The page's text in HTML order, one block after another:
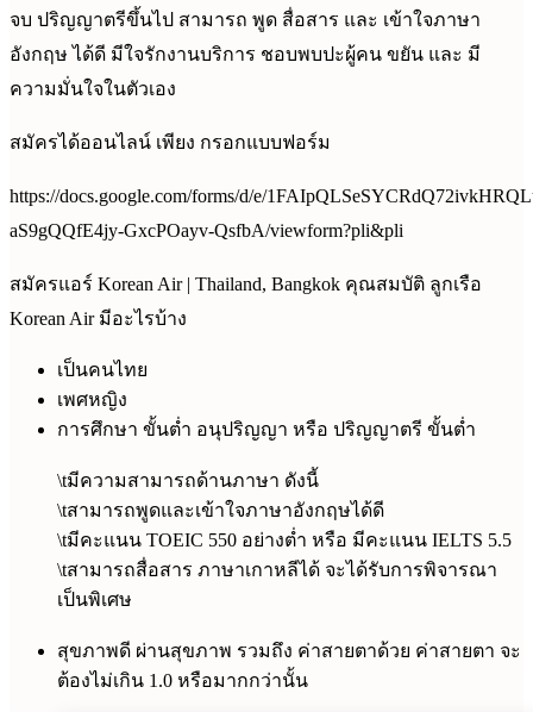
จบ ปริญญาตรีขึ้นไป สามารถ พูด สื่อสาร และ เข้าใจภาษา
อังกฤษ ได้ดี มีใจรักงานบริการ ชอบพบปะผู้คน ขยัน และ มี
ความมั่นใจในตัวเอง
สมัครได้ออนไลน์ เพียง กรอกแบบฟอร์ม
https://docs.google.com/forms/d/e/
aS9gQQfE4jy-GxcPOayv-QsfbA/viewform?pli&pli
สมัครแอร์ Korean Air | Thailand, Bangkok คุณสมบัติ ลูกเรือ
Korean Air มีอะไรบ้าง
เป็นคนไทย
เพศหญิง
การศึกษา ขั้นต่ำ อนุปริญญา หรือ ปริญญาตรี ขั้นต่ำ
\tมีความสามารถด้านภาษา ดังนี้
\tสามารถพูดและเข้าใจภาษาอังกฤษได้ดี
\tมีคะแนน TOEIC 550 อย่างต่ำ หรือ มีคะแนน IELTS 5.5
\tสามารถสื่อสาร ภาษาเกาหลีได้ จะได้รับการพิจารณา
เป็นพิเศษ
สุขภาพดี ผ่านสุขภาพ รวมถึง ค่าสายตาด้วย ค่าสายตา จะ
ต้องไม่เกิน 1.0 หรือมากกว่านั้น